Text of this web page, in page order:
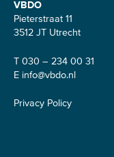
VBDO
Pieterstraat 11
3512 JT Utrecht
T 030 – 234 00 31
E info@vbdo.nl
Privacy Policy